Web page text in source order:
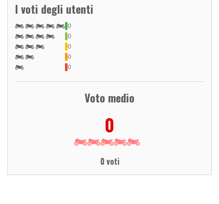
I voti degli utenti
0
0
0
0
0
Voto medio
0
0 voti